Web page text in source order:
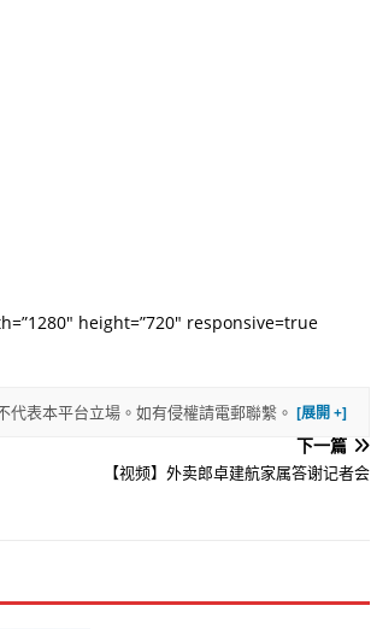
height=”720″ responsive=true
表本平台立場。如有侵權請電郵聯繫。
下一篇
【视频】外卖郎卓建航家属答谢记者会